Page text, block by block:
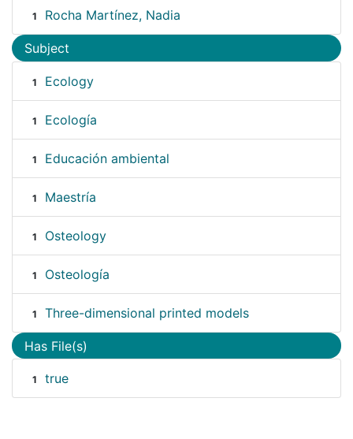
1 Rocha Martínez, Nadia
Subject
1 Ecology
1 Ecología
1 Educación ambiental
1 Maestría
1 Osteology
1 Osteología
1 Three-dimensional printed models
Has File(s)
1 true